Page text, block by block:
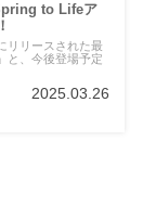
to Lifeア
リリースされた最
と、今後登場予定
2025.03.26